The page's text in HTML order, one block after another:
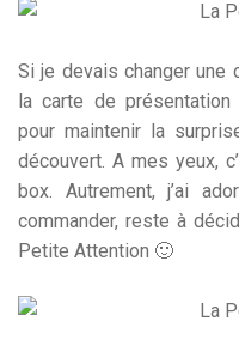
Si je devais changer une
la carte de
pour maintenir la
découvert. A mes yeux,
box. Autrement, j’ai
commander, reste à
Petite Attention 🙂